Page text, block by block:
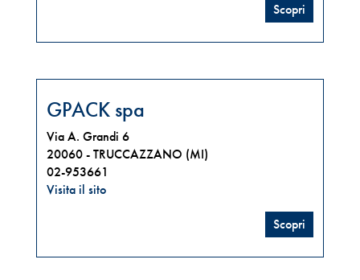
Scopri
GPACK spa
Via A. Grandi 6
20060 -TRUCCAZZANO (MI)
02-953661
Visita il sito
Scopri